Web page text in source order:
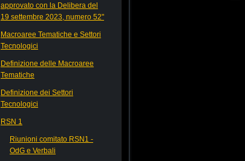
approvato con la Delibera del
19 settembre 2023, numero 52"
Macroaree Tematiche e Settori
Tecnologici
Definizione delle Macroaree
Tematiche
Definizione dei Settori
Tecnologici
RSN 1
Riunioni comitato RSN1 -
OdG e Verbali